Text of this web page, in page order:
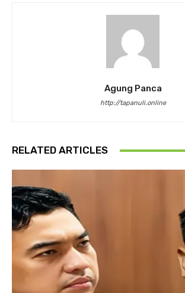
Agung Panca
http://tapanuli.online
RELATED ARTICLES